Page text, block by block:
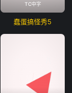
TC中字
蠢蛋搞怪秀5